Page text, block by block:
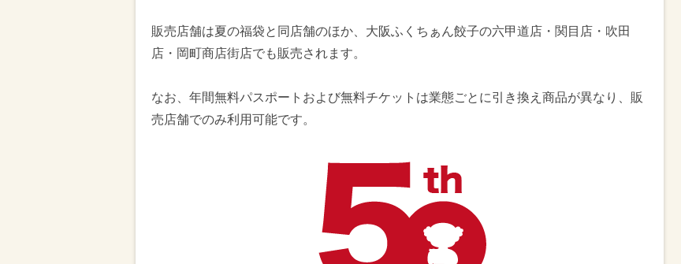
販売店舗は夏の福袋と同店舗のほか、大阪ふくちぁん餃子の六甲道店・関目店・吹田
店・岡町商店街店でも販売されます。
なお、年間無料パスポートおよび無料チケットは業態ごとに引き換え商品が異なり、販
売店舗でのみ利用可能です。